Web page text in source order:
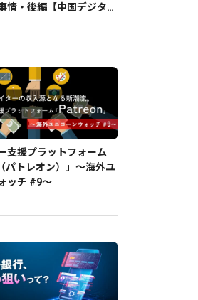
情・後編【中国デジタル
支援プラットフォーム
パトレオン）」〜海外ユ
ッチ #9〜